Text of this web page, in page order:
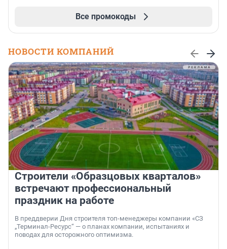
Все промокоды
НОВОСТИ КОМПАНИЙ
Строители «Образцовых кварталов»
встречают профессиональный
праздник на работе
В преддверии Дня строителя топ-менеджеры компании «СЗ
„Терминал-Ресурс“ — о планах компании, испытаниях и
поводах для осторожного оптимизма.